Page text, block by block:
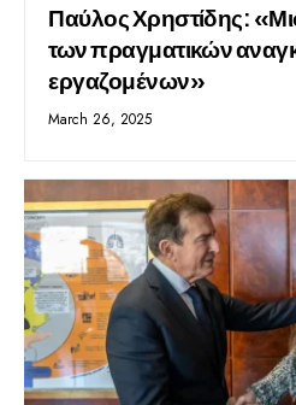
Παύλος Χρηστίδης:
των πραγματικών
εργαζομένων»
March 26, 2025